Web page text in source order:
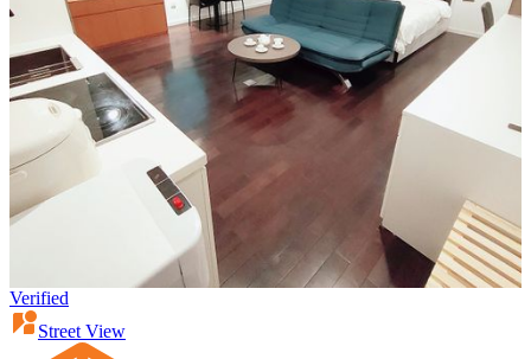
Verified
Street View